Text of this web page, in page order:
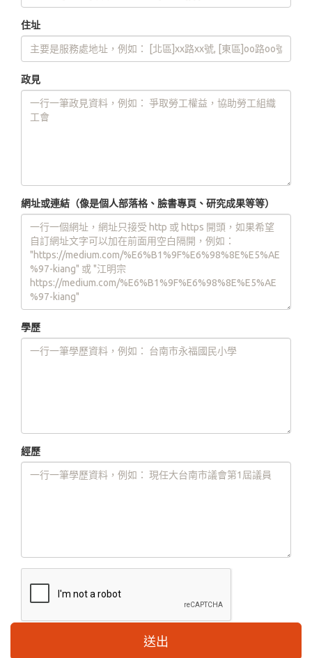
住址
政見
網址或連結（像是個人部落格、臉書專頁、研究成果等等）
學歷
經歷
送出